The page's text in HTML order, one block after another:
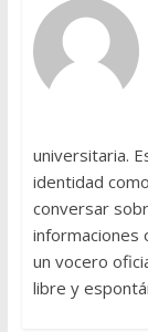
universitaria.
identidad
conversar
informaciones
un vocero
libre y